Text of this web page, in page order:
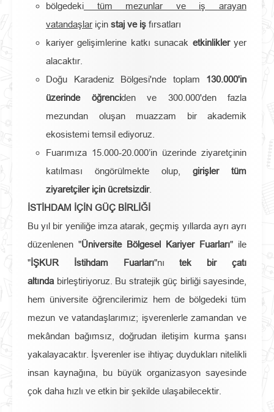
bölgedeki tüm mezunlar ve iş arayan
vatandaşlar için staj ve iş fırsatları
kariyer gelişimlerine katkı sunacak etkinlikleryer
alacaktır.
Doğu Karadeniz Bölgesi'nde toplam 130.000'in
üzerinde öğrenciden ve 300.000'den fazla
mezundan oluşan muazzam bir akademik
ekosistemi temsil ediyoruz.
Fuarımıza 15.000-20.000’in üzerinde ziyaretçinin
katılması öngörülmekte olup, girişler tüm
ziyaretçiler için ücretsizdir.
İSTİHDAM İÇİN GÜÇ BİRLİĞİ
Bu yıl bir yeniliğe imza atarak, geçmiş yıllarda ayrı ayrı
düzenlenen "Üniversite Bölgesel Kariyer Fuarları" ile
"İŞKUR İstihdam Fuarları"nıtek bir çatı
altında birleştiriyoruz. Bu stratejik güç birliği sayesinde,
hem üniversite öğrencilerimiz hem de bölgedeki tüm
mezun ve vatandaşlarımız; işverenlerle zamandan ve
mekândan bağımsız, doğrudan iletişim kurma şansı
yakalayacaktır. İşverenler ise ihtiyaç duydukları nitelikli
insan kaynağına, bu büyük organizasyon sayesinde
çok daha hızlı ve etkin bir şekilde ulaşabilecektir.